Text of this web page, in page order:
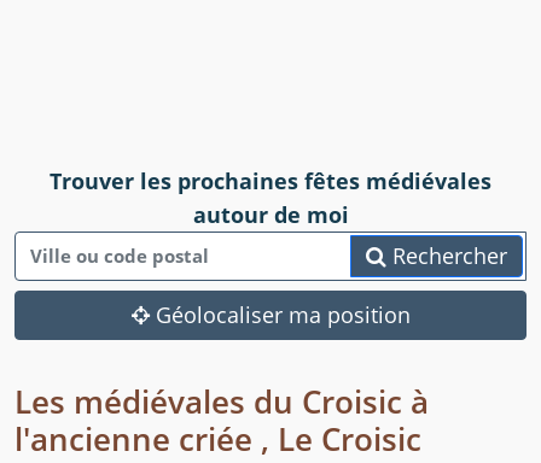
Trouver les prochaines fêtes médiévales
autour de moi
Rechercher
Géolocaliser ma position
Les médiévales du Croisic à
l'ancienne criée , Le Croisic